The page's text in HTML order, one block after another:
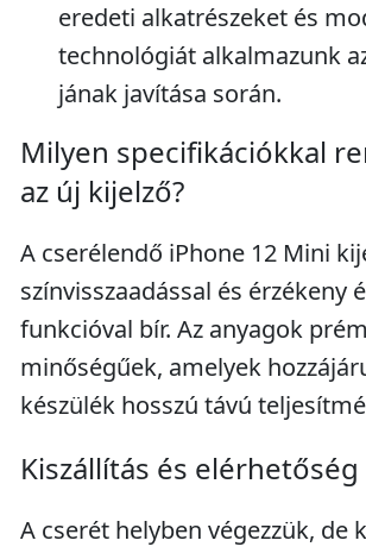
eredeti alkatrészeket és
technológiát alkalmazunk
jának javítása során.
Milyen specifikációkkal
az új kijelző?
A cserélendő iPhone 12 Mini
színvisszaadással és érzékeny
funkcióval bír. Az anyagok
minőségűek, amelyek
készülék hosszú távú
Kiszállítás és elérhetőség
A cserét helyben végezzük, de